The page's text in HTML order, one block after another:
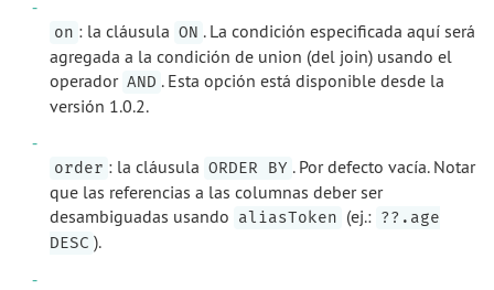
on : la cláusula ON . La condición especificada aquí será
agregada a la condición de union (del join) usando el
operador AND . Esta opción está disponible desde la
versión 1.0.2.
order : la cláusula ORDER BY . Por defecto vacía. Notar
que las referencias a las columnas deber ser
desambiguadas usando aliasToken (ej.: ??.age
DESC ).